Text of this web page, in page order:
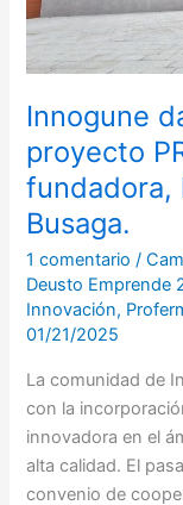
Innogune
proyecto
fundadora,
Busaga.
1 comentario /
Deusto Emprende
Innovación,
01/21/2025
La comunidad de
con la
innovadora en el
alta calidad. El
convenio de
proyecto
PROFERMENT
y
su
fundadora,
la
Dra.
Cristina
Burca
Busaga.